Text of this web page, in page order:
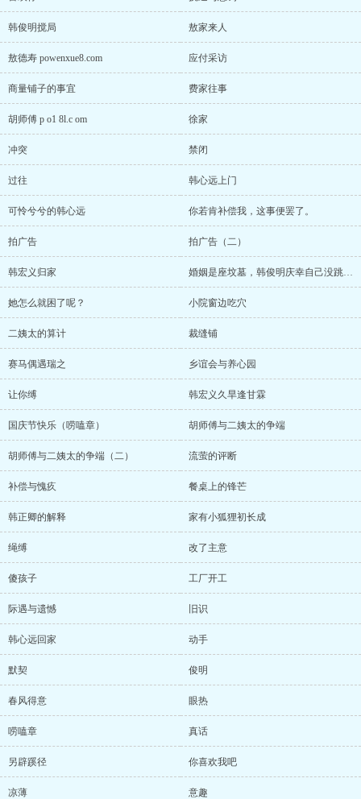
韩俊明搅局 敖家来人
敖德寿 powenxue8.com 应付采访
商量铺子的事宜 费家往事
胡师傅 p o1 8l.c om 徐家
冲突 禁闭
过往 韩心远上门
可怜兮兮的韩心远 你若肯补偿我，这事便罢了。
拍广告 拍广告（二）
韩宏义归家 婚姻是座坟墓，韩俊明庆幸自己没跳这火坑
她怎么就困了呢？ 小院窗边吃穴
二姨太的算计 裁缝铺
赛马偶遇瑞之 乡谊会与养心园
让你缚 韩宏义久旱逢甘霖
国庆节快乐（唠嗑章） 胡师傅与二姨太的争端
胡师傅与二姨太的争端（二） 流萤的评断
补偿与愧疚 餐桌上的锋芒
韩正卿的解释 家有小狐狸初长成
绳缚 改了主意
傻孩子 工厂开工
际遇与遗憾 旧识
韩心远回家 动手
默契 俊明
春风得意 眼热
唠嗑章 真话
另辟蹊径 你喜欢我吧
凉薄 意趣